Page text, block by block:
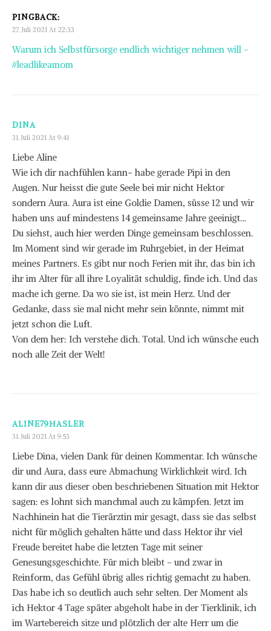
PINGBACK:
27. Juli 2021 At 22:33
Warum ich Selbstfürsorge endlich wichtiger nehmen will –
#leadlikeamom
DINA
31. Juli 2021 At 9:41
Liebe Aline
Wie ich dir nachfühlen kann- habe gerade Pipi in den
Augen. Nur heisst die gute Seele bei mir nicht Hektor
sondern Aura. Aura ist eine Goldie Damen, süsse 12 und wir
haben uns auf mindestens 14 gemeinsame Jahre geeinigt…
Du siehst, auch hier werden Dinge gemeinsam beschlossen.
Im Moment sind wir gerade im Ruhrgebiet, in der Heimat
meines Partners. Es gibt nur noch Ferien mit ihr, das bin ich
ihr im Alter für all ihre Loyalität schuldig, finde ich. Und das
mache ich gerne. Da wo sie ist, ist mein Herz. Und der
Gedanke, dass sie mal nicht mehr sein könnte, nimmt mit
jetzt schon die Luft.
Von dem her: Ich verstehe dich. Total. Und ich wünsche euch
noch alle Zeit der Welt!
ALINE79HASLER
31. Juli 2021 At 9:53
Liebe Dina, vielen Dank für deinen Kommentar. Ich wünsche
dir und Aura, dass eure Abmachung Wirklichkeit wird. Ich
kann dir aus dieser oben beschriebenen Situation mit Hektor
sagen: es lohnt sich manchmal auch zu kämpfen. Jetzt im
Nachhinein hat die Tierärztin mir gesagt, dass sie das selbst
nicht für möglich gehalten hätte und dass Hektor ihr viel
Freude bereitet habe die letzten Tage mit seiner
Genesungsgeschichte. Für mich bleibt – und zwar in
Reinform, das Gefühl übrig alles richtig gemacht zu haben.
Das habe ich so deutlich auch sehr selten. Der Moment als
ich Hektor 4 Tage später abgeholt habe in der Tierklinik, ich
im Wartebereich sitze und plötzlich der alte Herr um die